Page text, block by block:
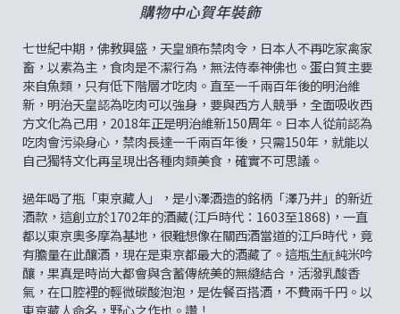
購物中心賀年裝飾
七世紀中期，佛教興盛，天皇頒布禁肉令，日本人不再吃家禽家
畜，以素為主，食肉是不潔行為，無法侍奉神佛也。蛋白質主要
來自魚類，只有低下階層才吃肉。直至一千兩百年後的明治維
新，明治天皇認為吃肉可以強身，要與西方人競爭，全面吸收西
方文化為己用，2018年正是明治維新150周年。日本人從前認為
吃肉會污染身心，禁肉長達一千兩百年後，只需150年，就能以
自己獨特文化再呈現出各種肉類美食，確實不可思議。
過年喝了瓶「東京藏人」，是小澤酒造的銘柄「澤乃井」的新近
酒款，這創立於1702年的酒藏(江戶時代：1603至1868)，一直
都以東京奧多摩為基地，很難想像在關西酒當道的江戶時代，竟
有膽量在此釀酒，現在是東京都最大的酒藏了。這瓶生酛純米吟
釀，果真是時尚大都會與含蓄傳統美的無縫結合，活潑乳酸香
氣，在口腔裡的輕微碳酸泡泡，是佐餐百搭酒，不費兩千円。以